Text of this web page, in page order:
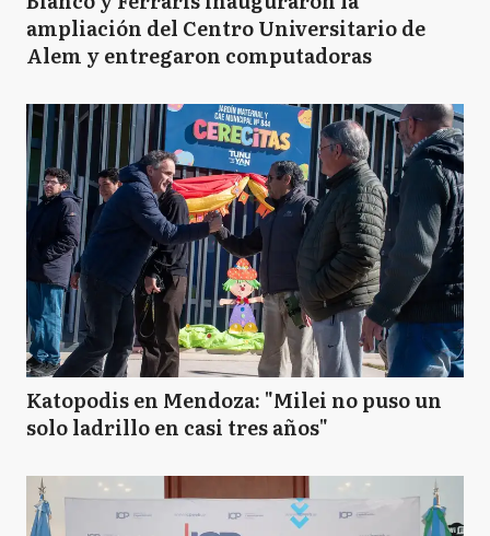
ampliación del Centro Universitario de
Alem y entregaron computadoras
Katopodis en Mendoza: "Milei no puso un
solo ladrillo en casi tres años"